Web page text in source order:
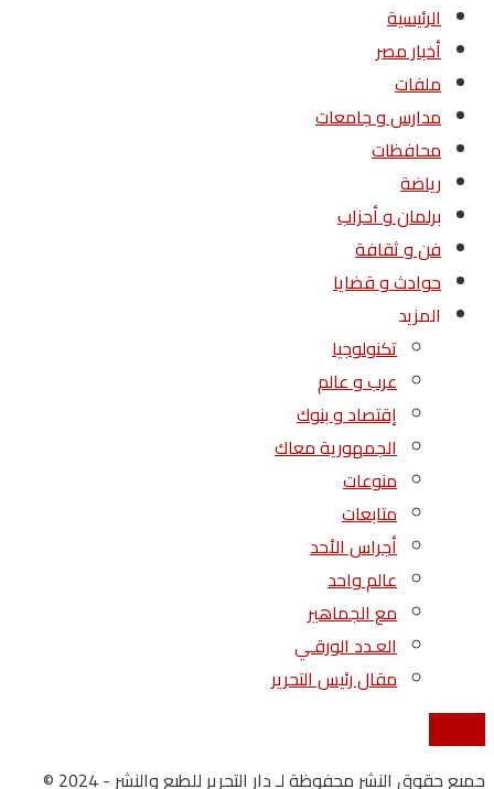
الرئيسية
أخبار مصر
ملفات
مدارس و جامعات
محافظات
رياضة
برلمان و أحزاب
فن و ثقافة
حوادث و قضايا
المزيد
تكنولوجيا
عرب و عالم
إقتصاد و بنوك
الجمهورية معاك
منوعات
متابعات
أجراس الأحد
عالم واحد
مع الجماهير
العـدد الورقـي
مقال رئيس التحرير
جميع حقوق النشر محفوظة لـ دار التحرير للطبع والنشر - 2024 ©